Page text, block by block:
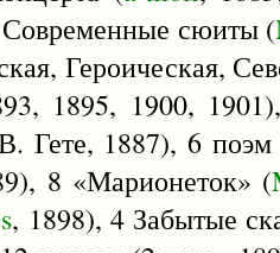
сюиты (
Героическая,
1895, 1900,
Гете, 1887), 6
8 «Марионеток» (
, 1898), 4 Забытые